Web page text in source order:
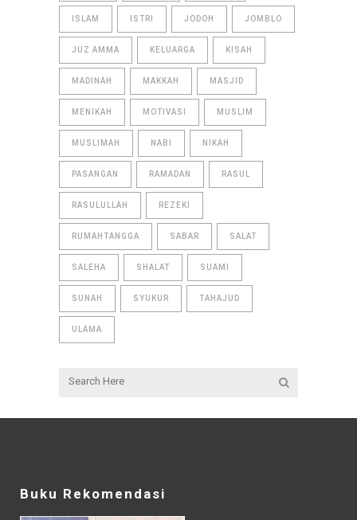
ISLAM ISTRI JODOH JOMBLO
JUZ AMMA KELUARGA KISAH
MADINAH MAKKAH MASJID
MENIKAH MOTIVASI MUSLIM
MUSLIMAH NABI NIKAH
PASANGAN RAMADAN RASUL
RASULULLAH REZEKI
RUMAHTANGGA SABAR SALAT
SALEHA SHALAT SUAMI
SUNAH SYUKUR TAHAJUD
ULAMA
Buku Rekomendasi